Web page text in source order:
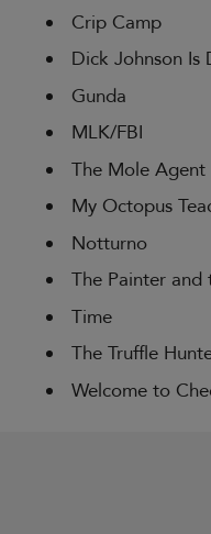
Crip Camp
Dick Johnson Is
Gunda
MLK/FBI
The Mole Agent
My Octopus
Notturno
The Painter and
Time
The Truffle
Welcome to